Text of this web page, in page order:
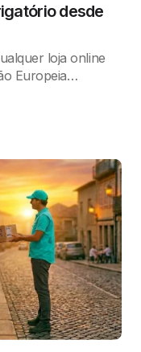
desde
loja online
Europeia…